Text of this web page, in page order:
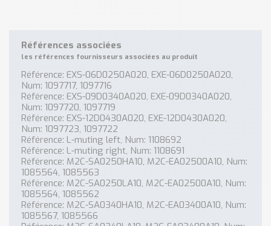
Références associées
les références fournisseurs associées au produit
Référence: EXS-06D0250A020, EXE-06D0250A020,
Num: 1097717, 1097716
Référence: EXS-09D0340A020, EXE-09D0340A020,
Num: 1097720, 1097719
Référence: EXS-12D0430A020, EXE-12D0430A020,
Num: 1097723, 1097722
Référence: L-muting left, Num: 1108692
Référence: L-muting right, Num: 1108691
Référence: M2C-SA0250HA10, M2C-EA02500A10, Num:
1085564, 1085563
Référence: M2C-SA0250LA10, M2C-EA02500A10, Num:
1085564, 1085562
Référence: M2C-SA0340HA10, M2C-EA03400A10, Num:
1085567, 1085566